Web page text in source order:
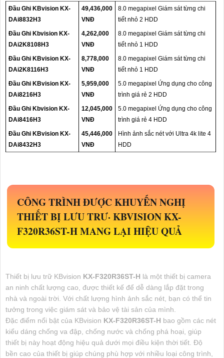
Đầu Ghi KBvision KX-
DAi8832H3
49,436,000
VNĐ
8.0 megapixel Giám sát từng chi
tiết nhỏ 2 HDD
Đầu Ghi Kbvision KX-
DAi2K8108H3
4,262,000
VNĐ
8.0 megapixel Giám sát từng chi
tiết nhỏ 1 HDD
Đầu Ghi KBvision KX-
DAi2K8116H3
8,778,000
VNĐ
8.0 megapixel Giám sát từng chi
tiết nhỏ 1 HDD
Đầu Ghi KBvision KX-
DAi8216H3
5,959,000
VNĐ
5.0 megapixel Ứng dụng cho công
trình giá rẻ 2 HDD
Đầu Ghi Kbvision KX-
DAi8416H3
12,045,000
VNĐ
5.0 megapixel Ứng dụng cho công
trình giá rẻ 4 HDD
Đầu Ghi KBvision KX-
DAi8432H3
45,446,000
VNĐ
Hình ảnh sắc nét với Ultra 4k lite 4
HDD
CÔNG TRÌNH ĐƯỢC KHUYẾN NGHỊ
THIẾT BỊ LƯU TRƯ· KBVISIONKX-
F320R36ST-HMANG LẠI HIỆU QUẢ
Thiết bị lưu trữ KBvision KX-F320R36ST-H là một thiết bị camera
an ninh chất lượng cao, được thiết kế để dễ dàng lắp đặt trong
nhà và ngoài trời. Với chất lượng hình ảnh sắc nét, bạn có thể tin
tưởng trong việc giám sát và bảo vệ tài sản của mình.
Đặc điểm nổi bật của KBvision KX-F320R36ST-H bao gồm các nét
kiểu dáng chống va đập, chống nước và chống phá hoại, giúp
thiết bị này hoạt động hiệu quả dưới mọi điều kiện thời tiết. Độ
bền cao của thiết bị giúp chúng phù hợp với nhiều loại công trình,